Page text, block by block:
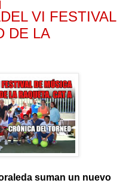
VI FESTIVAL
DE LA
suman un nuevo